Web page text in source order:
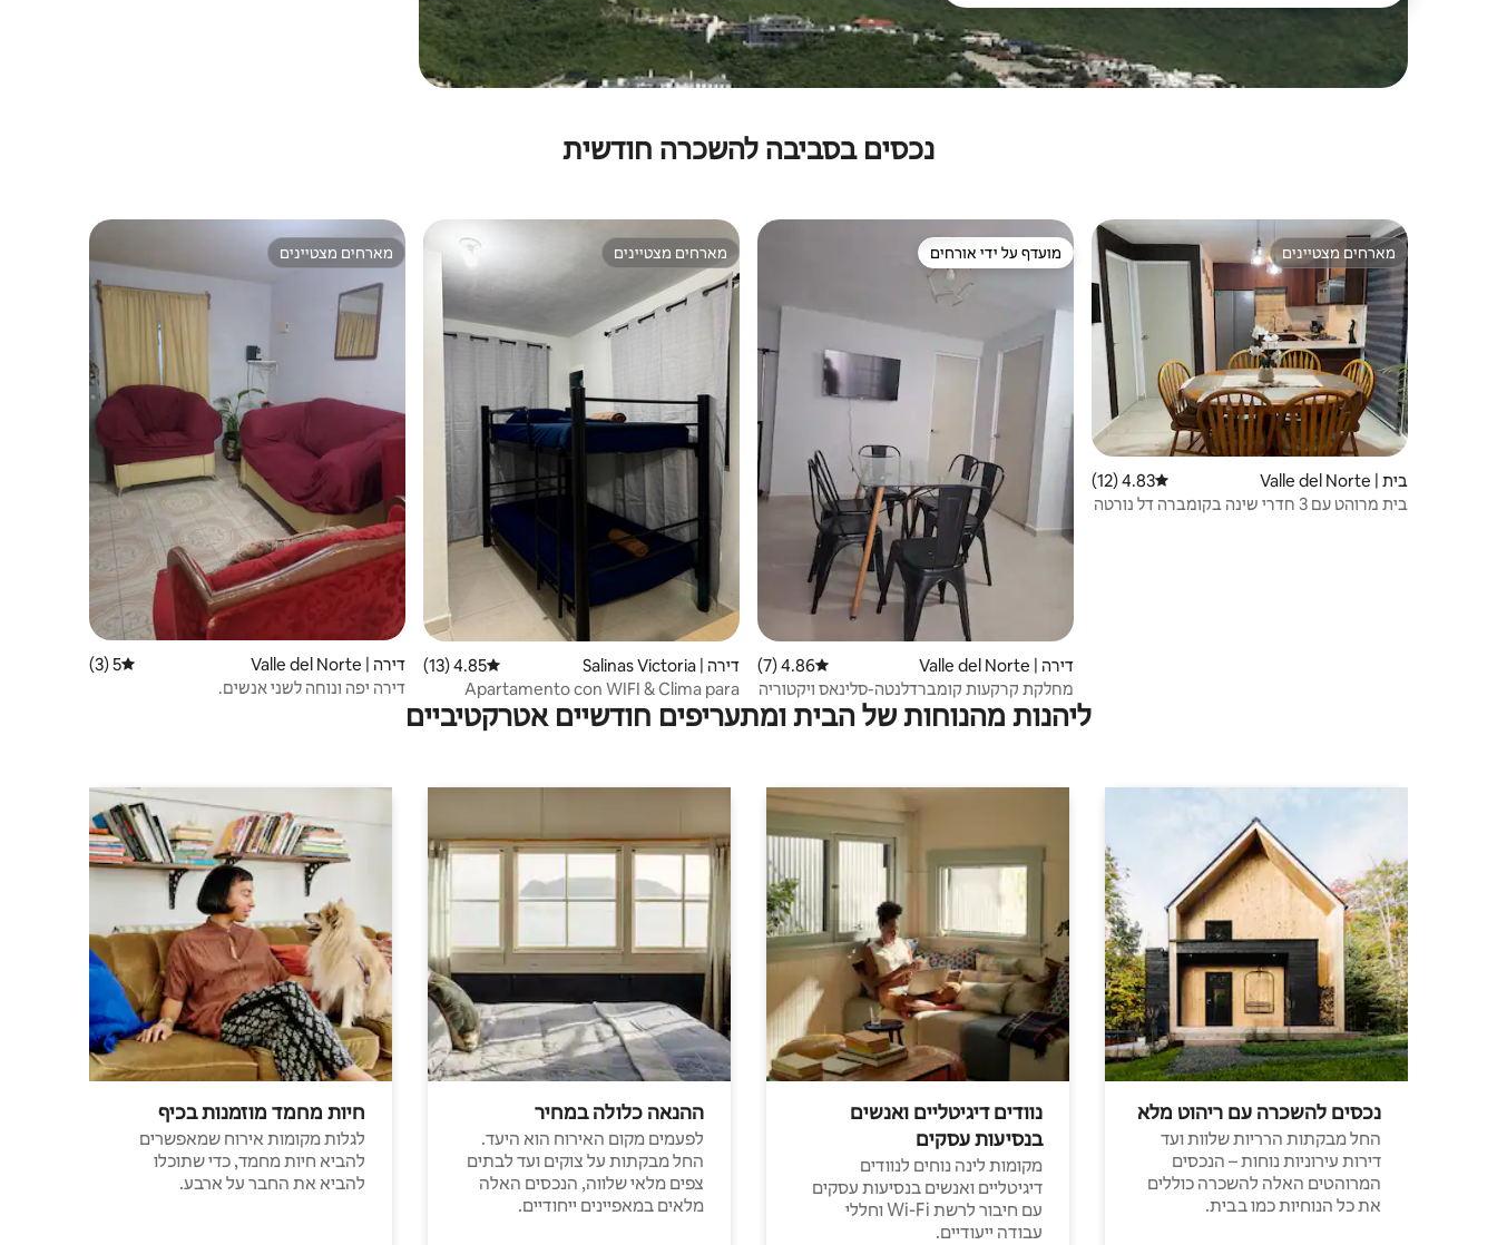
נכסים בסביבה להשכרה חודשית
מארחים מצטיינים
מארחים מצטיינים
בית | Valle del Norte דירוג ממוצע של 4.83 מתוך 5, 12 ביקורות
4.83 (12)
בית מרוהט עם 3 חדרי שינה בקומברה דל נורטה
מועדף על ידי אורחים
מועדף על ידי אורחים
דירה | Valle del Norte דירוג ממוצע של 4.86 מתוך 5, 7 ביקורות
4.86 (7)
מחלקת קרקעות קומברדלנטה-סלינאס ויקטוריה
מארחים מצטיינים
מארחים מצטיינים
דירה | Salinas Victoria דירוג ממוצע של 4.85 מתוך 5, 13 ביקורות
4.85 (13)
Apartamento con WIFI & Clima para
equipos
מארחים מצטיינים
מארחים מצטיינים
דירה | Valle del Norte דירוג ממוצע של 5 מתוך 5, 3 ביקורות
5 (3)
דירה יפה ונוחה לשני אנשים.
ליהנות מהנוחות של הבית ומתעריפים חודשיים אטרקטיביים
נכסים להשכרה עם ריהוט מלא
החל מבקתות הרריות שלוות ועד
דירות עירוניות נוחות – הנכסים
המרוהטים האלה להשכרה כוללים
את כל הנוחיות כמו בבית.
נוודים דיגיטליים ואנשים
בנסיעות עסקים
מקומות לינה נוחים לנוודים
דיגיטליים ואנשים בנסיעות עסקים
עם חיבור לרשת Wi-Fi וחללי
עבודה ייעודיים.
ההנאה כלולה במחיר
לפעמים מקום האירוח הוא היעד.
החל מבקתות על צוקים ועד לבתים
צפים מלאי שלווה, הנכסים האלה
מלאים במאפיינים ייחודיים.
חיות מחמד מוזמנות בכיף
לגלות מקומות אירוח שמאפשרים
להביא חיות מחמד, כדי שתוכלו
להביא את החבר על ארבע.